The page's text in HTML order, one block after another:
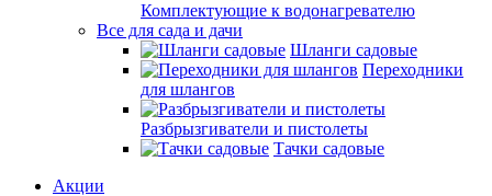
Комплектующие к водонагревателю
Все для сада и дачи
Шланги садовые
Переходники
для шлангов
Разбрызгиватели и пистолеты
Тачки садовые
Акции